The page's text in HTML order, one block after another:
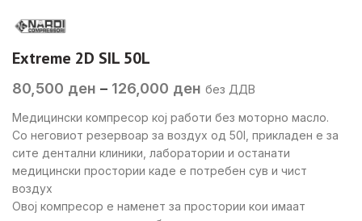
Extreme 2D SIL 50L
80,500 ден – 126,000 ден Price
80,500 ден
through
126,000 ден
без ДДВ
Медицински компресор кој работи без моторно масло.
Со неговиот резервоар за воздух од 50l, прикладен е за
сите дентални клиники, лаборатории и останати
медицински простории каде е потребен сув и чист
воздух
Овој компресор е наменет за простории кои имаат